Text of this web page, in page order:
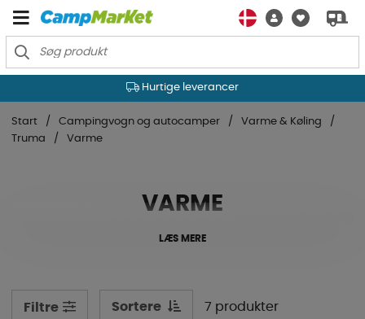
Hurtige leverancer
Start Campingvogn og autocamper
Varme & Køling
Truma
Varme
VARME
LÆS MERE
Filtre Sortere 7 produkter